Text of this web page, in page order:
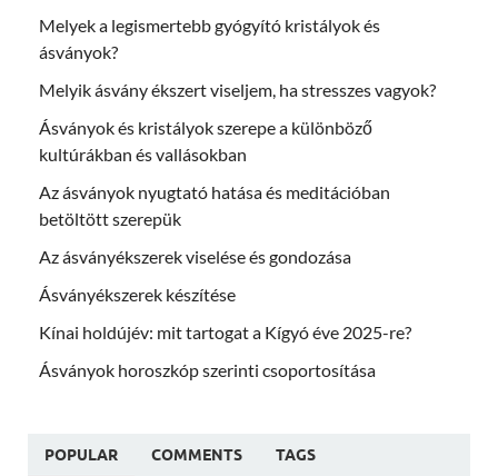
Melyek a legismertebb gyógyító kristályok és
ásványok?
Melyik ásvány ékszert viseljem, ha stresszes vagyok?
Ásványok és kristályok szerepe a különböző
kultúrákban és vallásokban
Az ásványok nyugtató hatása és meditációban
betöltött szerepük
Az ásványékszerek viselése és gondozása
Ásványékszerek készítése
Kínai holdújév: mit tartogat a Kígyó éve 2025-re?
Ásványok horoszkóp szerinti csoportosítása
POPULAR COMMENTS TAGS